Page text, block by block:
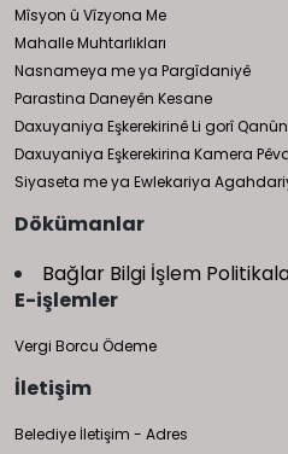
Mîsyon û Vîzyona Me
Mahalle Muhtarlıkları
Nasnameya me ya Pargîdaniyê
Parastina Daneyên Kesane
Daxuyaniya Eşkerekirinê Li gorî
Daxuyaniya Eşkerekirina Kamera
Siyaseta me ya Ewlekariya
Dökümanlar
Bağlar Bilgi İşlem
E-işlemler
Vergi Borcu Ödeme
İletişim
Belediye İletişim - Adres